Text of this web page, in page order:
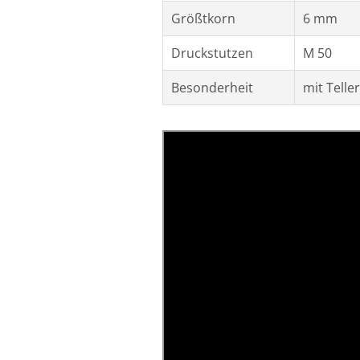
Größtkorn
6 mm
Druckstutzen
M 50
Besonderheit
mit